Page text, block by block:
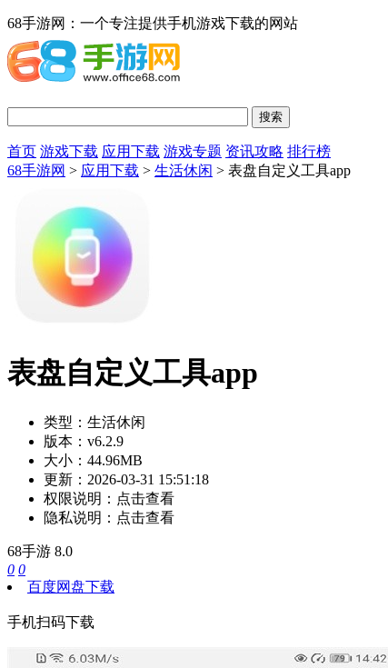
68手游网：一个专注提供手机游戏下载的网站
首页 游戏下载 应用下载 游戏专题 资讯攻略 排行榜
68手游网 > 应用下载 > 生活休闲 > 表盘自定义工具app
表盘自定义工具app
类型： 生活休闲
版本： v6.2.9
大小： 44.96MB
更新： 2026-03-31 15:51:18
权限说明： 点击查看
隐私说明： 点击查看
68手游 8.0
0 0
百度网盘下载
手机扫码下载